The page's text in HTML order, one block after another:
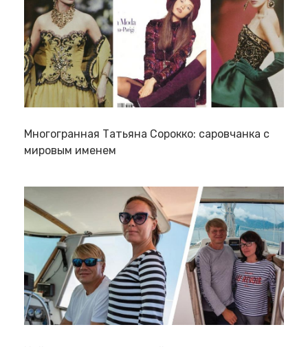
Многогранная Татьяна Сорокко: саровчанка с
мировым именем